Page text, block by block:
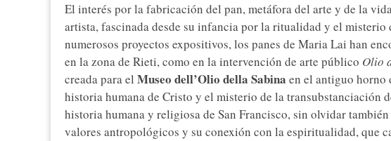
El interés por la fabricación del pan, metáfora del arte y de la
artista, fascinada desde su infancia por la ritualidad y el misterio
numerosos proyectos expositivos, los panes de Maria Lai han
en la zona de Rieti, como en la intervención de arte público Olio
creada para el Museo dell’Olio della Sabina en el antiguo horno
historia humana de Cristo y el misterio de la transubstanciación
historia humana y religiosa de San Francisco, sin olvidar
valores antropológicos y su conexión con la espiritualidad, que